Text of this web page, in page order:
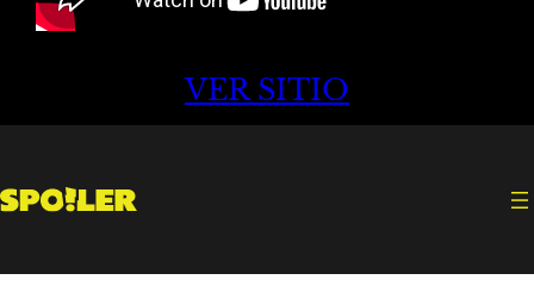
VER SITIO